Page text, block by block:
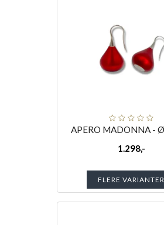
APERO MADONNA -
1.298,-
FLERE VARIANTER